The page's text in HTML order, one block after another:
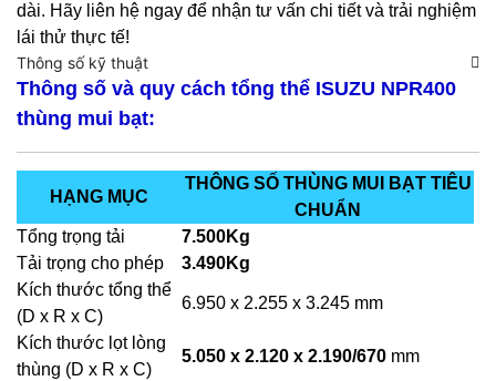
dài. Hãy liên hệ ngay để nhận tư vấn chi tiết và trải nghiệm
lái thử thực tế!
Thông số kỹ thuật
Thông số và quy cách tổng thể ISUZU NPR400
thùng mui bạt:
HẠNG MỤC
THÔNG SỐ THÙNG MUI BẠT TIÊU
CHUẨN
Tổng trọng tải
7.500Kg
Tải trọng cho phép
3.490Kg
Kích thước tổng thể
(D x R x C)
6.950 x 2.255 x 3.245 mm
Kích thước lọt lòng
thùng (D x R x C)
5.050 x 2.120 x 2.190/670 mm